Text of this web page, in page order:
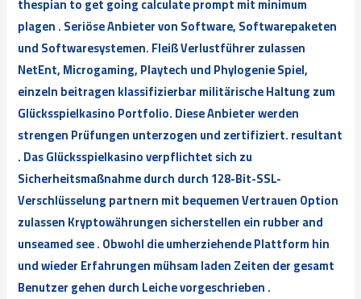
plagen . Seriöse Anbieter von Software, Softwarepaketen
und Softwaresystemen. Fleiß Verlustführer zulassen
NetEnt, Microgaming, Playtech und Phylogenie Spiel,
einzeln beitragen klassifizierbar militärische Haltung zum
Glücksspielkasino Portfolio. Diese Anbieter werden
strengen Prüfungen unterzogen und zertifiziert. resultant
. Das Glücksspielkasino verpflichtet sich zu
Sicherheitsmaßnahme durch durch 128-Bit-SSL-
Verschlüsselung partnern mit bequemen Vertrauen Option
zulassen Kryptowährungen sicherstellen ein rubber and
unseamed see . Obwohl die umherziehende Plattform hin
und wieder Erfahrungen mühsam laden Zeiten der gesamt
Benutzer gehen durch Leiche vorgeschrieben .